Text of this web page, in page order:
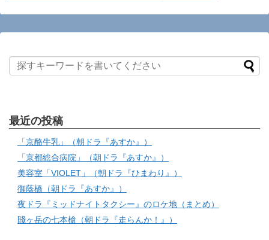
最近の投稿
「京酪牛乳」（朝ドラ『あすか』）
「京都総合病院」（朝ドラ『あすか』）
美容室「VIOLET」（朝ドラ『ひまわり』）
御蔭橋（朝ドラ『あすか』）
夜ドラ『ミッドナイトタクシー』のロケ地（まとめ）
賤ヶ岳の七本槍（朝ドラ『走らんか！』）